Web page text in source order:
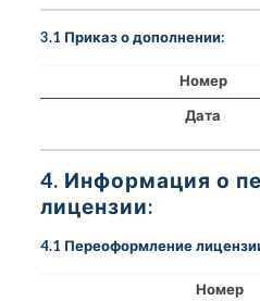
3.1 Приказ о дополнении:
Номер
Дата
4. Информация о
лицензии:
4.1 Переоформление
Номер